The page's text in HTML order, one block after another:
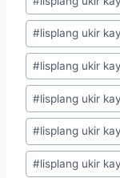
#lisplang ukir
#lisplang ukir
#lisplang ukir
#lisplang ukir
#lisplang ukir